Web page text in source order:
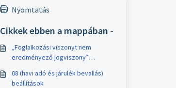
Nyomtatás
Cikkek ebben a mappában -
„Foglalkozási viszonyt nem
eredményező jogviszony”
gyűjtése során
08 (havi adó és járulék bevallás)
beállítások